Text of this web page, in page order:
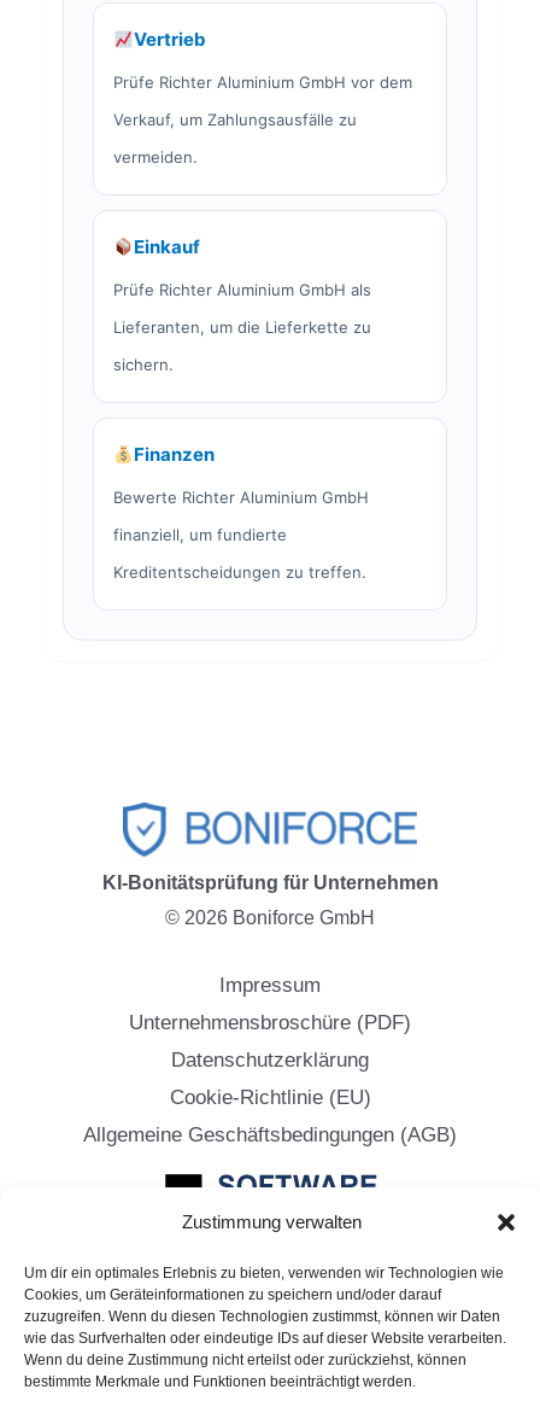
Zustimmung verwalten
Um dir ein optimales Erlebnis zu bieten, verwenden wir Technologien wie
Cookies, um Geräteinformationen zu speichern und/oder darauf
zuzugreifen. Wenn du diesen Technologien zustimmst, können wir Daten
wie das Surfverhalten oder eindeutige IDs auf dieser Website verarbeiten.
Wenn du deine Zustimmung nicht erteilst oder zurückziehst, können
bestimmte Merkmale und Funktionen beeinträchtigt werden.
Vertrieb
Prüfe Richter Aluminium GmbH vor dem
Verkauf, um Zahlungsausfälle zu
vermeiden.
Einkauf
Prüfe Richter Aluminium GmbH als
Lieferanten, um die Lieferkette zu
sichern.
Finanzen
Bewerte Richter Aluminium GmbH
finanziell, um fundierte
Kreditentscheidungen zu treffen.
KI-Bonitätsprüfung für Unternehmen
© 2026 Boniforce GmbH
Impressum
Unternehmensbroschüre (PDF)
Datenschutzerklärung
Cookie-Richtlinie (EU)
Allgemeine Geschäftsbedingungen (AGB)
Mit Sitz in Düsseldorf